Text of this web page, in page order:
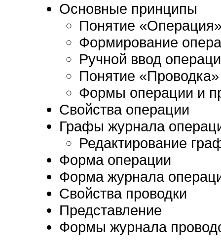
Основные принципы
Понятие
Формирование
Ручной ввод
Понятие «Проводка»
Формы операции и
Свойства операции
Графы журнала
Редактирование
Форма операции
Форма журнала
Свойства проводки
Представление
Формы журнала